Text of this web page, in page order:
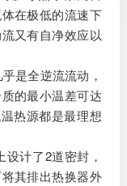
在极低的流速下
又有自净效应以
是全逆流流动，
的最小温差可达
热源都是最理想
计了2道密封，
其排出热换器外